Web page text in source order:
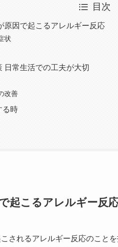
目次
原因で起こるアレルギー反応
状
日常生活での工夫が大切
改善
る時
起こるアレルギー反
されるアレルギー反応のこと